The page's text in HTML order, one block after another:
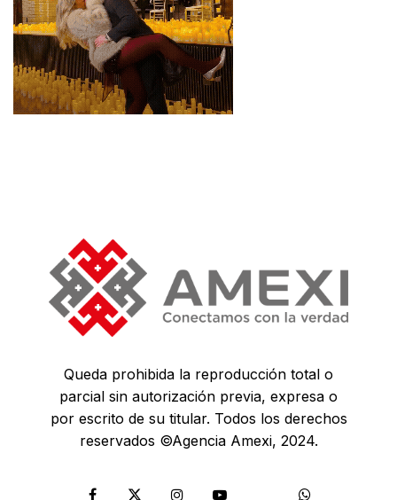
Queda prohibida la reproducción total o
parcial sin autorización previa, expresa o
por escrito de su titular. Todos los derechos
reservados ©Agencia Amexi, 2024.